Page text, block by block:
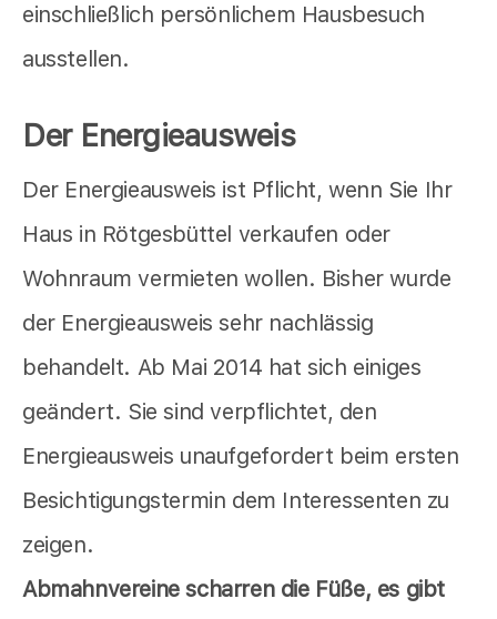
einschließlich persönlichem Hausbesuch
ausstellen.
Der Energieausweis
Der Energieausweis ist Pflicht, wenn Sie Ihr
Haus in Rötgesbüttel verkaufen oder
Wohnraum vermieten wollen. Bisher wurde
der Energieausweis sehr nachlässig
behandelt. Ab Mai 2014 hat sich einiges
geändert. Sie sind verpflichtet, den
Energieausweis unaufgefordert beim ersten
Besichtigungstermin dem Interessenten zu
zeigen.
Abmahnvereine scharren die Füße, es gibt